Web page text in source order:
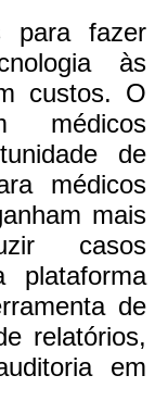
para fazer
às
custos. O
médicos
de
médicos
mais
casos
plataforma
de
relatórios,
em